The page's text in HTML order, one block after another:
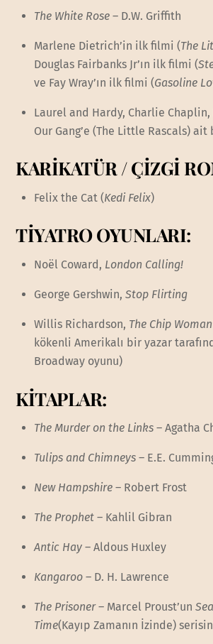
The White Rose – D.W. Griffith
Marlene Dietrich’in ilk filmi (The
Douglas Fairbanks Jr’ın ilk filmi (
ve Fay Wray’ın ilk filmi (Gasoline
Laurel and Hardy, Charlie
Our Gang’e (The Little Rascals) ait
KARİKATÜR / ÇİZGİ
Felix the Cat (Kedi Felix)
TİYATRO OYUNLARI:
Noël Coward, London Calling!
George Gershwin, Stop Flirting
Willis Richardson, The Chip
kökenli Amerikalı bir yazar
Broadway oyunu)
KİTAPLAR:
The Murder on the Links – Agatha
Tulips and Chimneys – E.E.
New Hampshire – Robert Frost
The Prophet – Kahlil Gibran
Antic Hay – Aldous Huxley
Kangaroo – D. H. Lawrence
The Prisoner– Marcel Proust’un
Time(Kayıp Zamanın İzinde)